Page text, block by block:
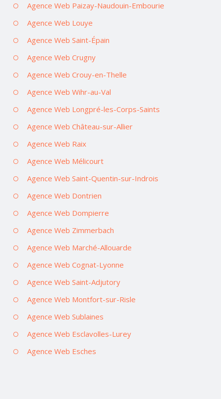
Agence Web Paizay-Naudouin-Embourie
Agence Web Louye
Agence Web Saint-Épain
Agence Web Crugny
Agence Web Crouy-en-Thelle
Agence Web Wihr-au-Val
Agence Web Longpré-les-Corps-Saints
Agence Web Château-sur-Allier
Agence Web Raix
Agence Web Mélicourt
Agence Web Saint-Quentin-sur-Indrois
Agence Web Dontrien
Agence Web Dompierre
Agence Web Zimmerbach
Agence Web Marché-Allouarde
Agence Web Cognat-Lyonne
Agence Web Saint-Adjutory
Agence Web Montfort-sur-Risle
Agence Web Sublaines
Agence Web Esclavolles-Lurey
Agence Web Esches